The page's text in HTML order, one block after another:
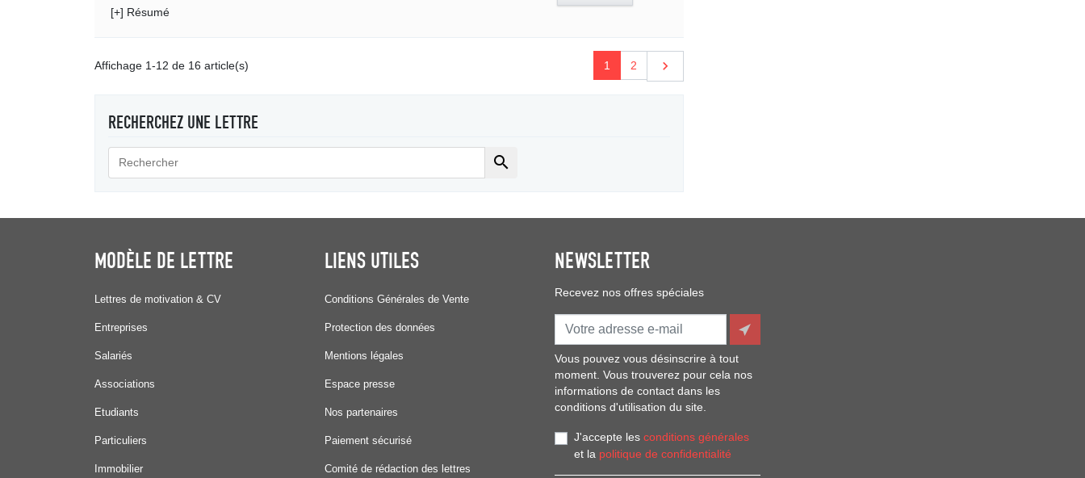
[+] Résumé
Affichage 1-12 de 16 article(s) 1 2 Suivant

RECHERCHEZ UNE LETTRE

MODÈLE DE LETTRE
Lettres de motivation & CV
Entreprises
Salariés
Associations
Etudiants
Particuliers
Immobilier
LIENS UTILES
Conditions Générales de Vente
Protection des données
Mentions légales
Espace presse
Nos partenaires
Paiement sécurisé
Comité de rédaction des lettres
NEWSLETTER
Recevez nos offres spéciales
Vous pouvez vous désinscrire à tout
moment. Vous trouverez pour cela nos
informations de contact dans les
conditions d'utilisation du site.
J'accepte les conditions générales
et la politique de confidentialité